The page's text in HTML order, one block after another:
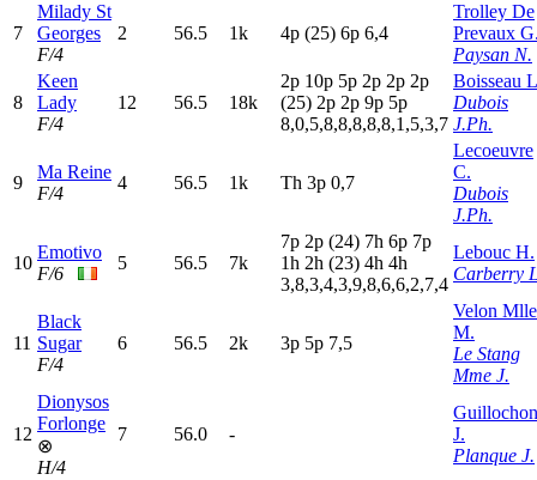
7
Milady St
Georges
F/4
2 56.5 1k 4p (25) 6p 6,4
Trolley De
Prevaux
Paysan N.
8
Keen
Lady
F/4
12 56.5 18k
2p 10p 5p 2p 2p 2p
(25) 2p 2p 9p 5p
8,0,5,8,8,8,8,8,1,5,3,7
Boisseau
Dubois
J.Ph.
9
Ma Reine
F/4
4 56.5 1k Th 3p 0,7
Lecoeuvre
C.
Dubois
J.Ph.
10
Emotivo
F/6
5 56.5 7k
7p 2p (24) 7h 6p 7p
1h 2h (23) 4h 4h
3,8,3,4,3,9,8,6,6,2,7,4
Lebouc H.
Carberry
11
Black
Sugar
F/4
6 56.5 2k 3p 5p 7,5
Velon Mlle
M.
Le Stang
Mme J.
12
Dionysos
Forlonge
⊗
H/4
7 56.0 -
Guillochon
J.
Planque J.